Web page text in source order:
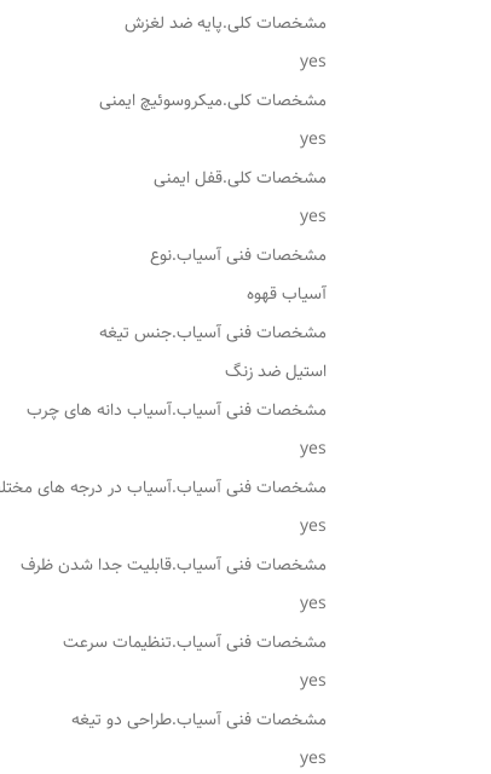
مشخصات کلی.پایه ضد لغزش
yes
مشخصات کلی.میکروسوئیچ ایمنی
yes
مشخصات کلی.قفل ایمنی
yes
مشخصات فنی آسیاب.نوع
آسیاب قهوه
مشخصات فنی آسیاب.جنس تیغه
استیل ضد زنگ
مشخصات فنی آسیاب.آسیاب دانه های چرب
yes
مشخصات فنی آسیاب.آسیاب در درجه های
yes
مشخصات فنی آسیاب.قابلیت جدا شدن ظرف
yes
مشخصات فنی آسیاب.تنظیمات سرعت
yes
مشخصات فنی آسیاب.طراحی دو تیغه
yes